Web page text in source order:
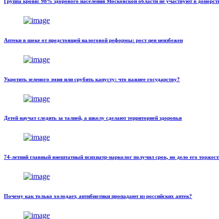
Аптеки в шоке от предстоящей налоговой реформы: рост цен неизбежен
Укротить зеленого змия или срубить капусту: что важнее государству?
Детей научат следить за талией, а школу сделают территорией здоровья
74-летний главный внештатный психиатр-нарколог получил срок, но дело его
Почему как только холодает, антибиотики пропадают из российских аптек?